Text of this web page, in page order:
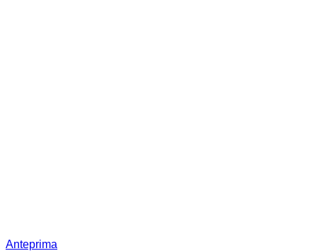
Anteprima